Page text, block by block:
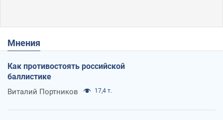
Мнения
Как противостоять российской
баллистике
Виталий Портников 17,4 т.